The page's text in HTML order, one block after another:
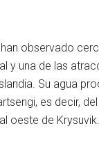
observado
y una de las
Su agua
es decir,
oeste de Krysuvik.